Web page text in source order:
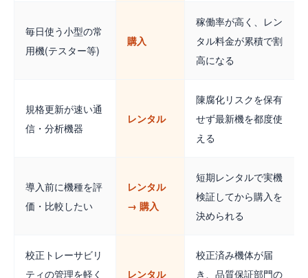
毎日使う小型の常
用機(テスター等)
購入
稼働率が高く、レン
タル料金が累積で割
高になる
規格更新が速い通
信・分析機器
レンタル
陳腐化リスクを保有
せず最新機を都度使
える
導入前に機種を評
価・比較したい
レンタル
→ 購入
短期レンタルで実機
検証してから購入を
決められる
校正トレーサビリ
ティの管理を軽く
レンタル
校正済み機体が届
き、品質保証部門の